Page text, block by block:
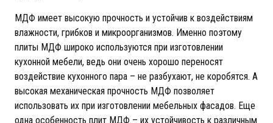
МДФ имеет высокую прочность и устойчив к воздействиям
влажности, грибков и микроорганизмов. Именно поэтому
плиты МДФ широко используются при изготовлении
кухонной мебели, ведь они очень хорошо переносят
воздействие кухонного пара – не разбухают, не коробятся. А
высокая механическая прочность МДФ позволяет
использовать их при изготовлении мебельных фасадов. Еще
одна особенность плит МДФ – их устойчивость к различным